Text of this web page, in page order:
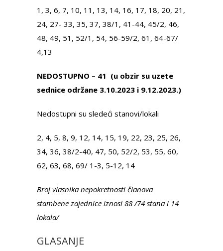
1, 3, 6, 7, 10, 11, 13, 14, 16, 17, 18, 20, 21,
24, 27- 33, 35, 37, 38/1, 41-44, 45/2, 46,
48, 49, 51, 52/1, 54, 56-59/2, 61, 64-67/
4,13
NEDOSTUPNO – 41 (u obzir su uzete
sednice održane 3.10.2023 i 9.12.2023.)
Nedostupni su sledeći stanovi/lokali
2, 4, 5, 8, 9, 12, 14, 15, 19, 22, 23, 25, 26,
34, 36, 38/2-40, 47, 50, 52/2, 53, 55, 60,
62, 63, 68, 69/ 1-3, 5-12, 14
Broj vlasnika nepokretnosti članova
stambene zajednice iznosi 88 /74 stana i 14
lokala/
GLASANJE